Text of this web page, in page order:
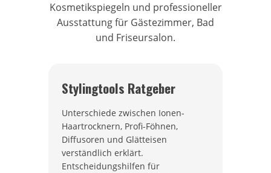
Kosmetikspiegeln und professioneller
Ausstattung für Gästezimmer, Bad
und Friseursalon.
Stylingtools Ratgeber
Unterschiede zwischen Ionen-
Haartrocknern, Profi-Föhnen,
Diffusoren und Glätteisen
verständlich erklärt.
Entscheidungshilfen für